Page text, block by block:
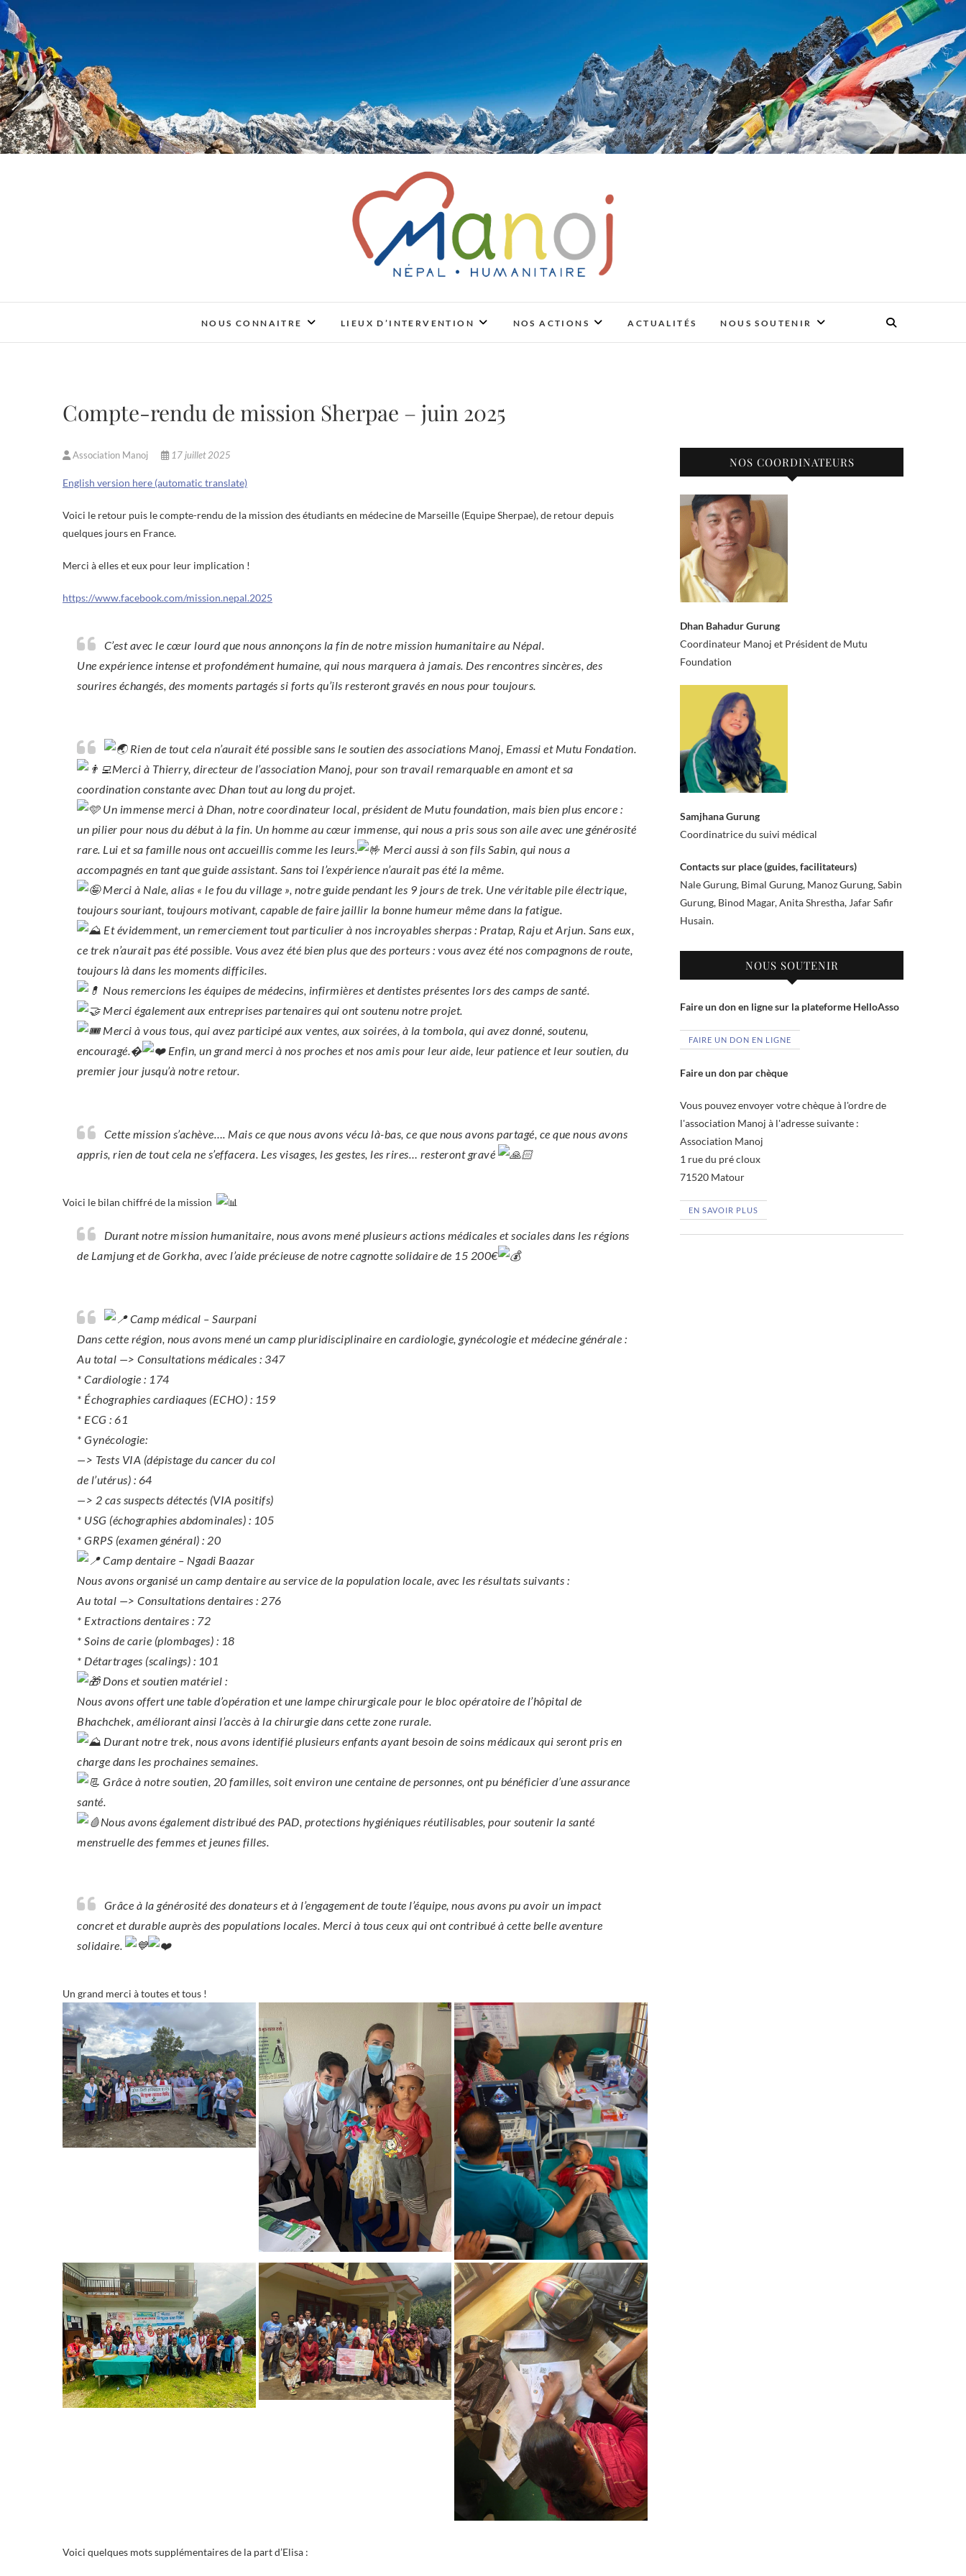
Association Manoj
NOUS CONNAITRE LIEUX D’INTERVENTION NOS ACTIONS ACTUALITÉS NOUS SOUTENIR
Compte-rendu de mission Sherpae – juin 2025
Association Manoj 17 juillet 2025
English version here (automatic translate)
Voici le retour puis le compte-rendu de la mission des étudiants en médecine de Marseille (Equipe Sherpae), de retour depuis
quelques jours en France.
Merci à elles et eux pour leur implication !
https://www.facebook.com/mission.nepal.2025
C’est avec le cœur lourd que nous annonçons la fin de notre mission humanitaire au Népal.
Une expérience intense et profondément humaine, qui nous marquera à jamais. Des rencontres sincères, des
sourires échangés, des moments partagés si forts qu’ils resteront gravés en nous pour toujours.
Rien de tout cela n’aurait été possible sans le soutien des associations Manoj, Emassi et Mutu Fondation.
Merci à Thierry, directeur de l’association Manoj, pour son travail remarquable en amont et sa
coordination constante avec Dhan tout au long du projet.
Un immense merci à Dhan, notre coordinateur local, président de Mutu foundation, mais bien plus encore :
un pilier pour nous du début à la fin. Un homme au cœur immense, qui nous a pris sous son aile avec une générosité
rare. Lui et sa famille nous ont accueillis comme les leurs.
Merci aussi à son fils Sabin, qui nous a
accompagnés en tant que guide assistant. Sans toi l’expérience n’aurait pas été la même.
Merci à Nale, alias « le fou du village », notre guide pendant les 9 jours de trek. Une véritable pile électrique,
toujours souriant, toujours motivant, capable de faire jaillir la bonne humeur même dans la fatigue.
Et évidemment, un remerciement tout particulier à nos incroyables sherpas : Pratap, Raju et Arjun. Sans eux,
ce trek n’aurait pas été possible. Vous avez été bien plus que des porteurs : vous avez été nos compagnons de route,
toujours là dans les moments difficiles.
Nous remercions les équipes de médecins, infirmières et dentistes présentes lors des camps de santé.
Merci également aux entreprises partenaires qui ont soutenu notre projet.
Merci à vous tous, qui avez participé aux ventes, aux soirées, à la tombola, qui avez donné, soutenu,
encouragé.�
Enfin, un grand merci à nos proches et nos amis pour leur aide, leur patience et leur soutien, du
premier jour jusqu’à notre retour.
Cette mission s’achève…. Mais ce que nous avons vécu là-bas, ce que nous avons partagé, ce que nous avons
appris, rien de tout cela ne s’effacera. Les visages, les gestes, les rires… resteront gravé
Voici le bilan chiffré de la mission
Durant notre mission humanitaire, nous avons mené plusieurs actions médicales et sociales dans les régions
de Lamjung et de Gorkha, avec l’aide précieuse de notre cagnotte solidaire de 15 200€
Camp médical – Saurpani
Dans cette région, nous avons mené un camp pluridisciplinaire en cardiologie, gynécologie et médecine générale :
Au total —> Consultations médicales : 347
* Cardiologie : 174
* Échographies cardiaques (ECHO) : 159
* ECG : 61
* Gynécologie:
—> Tests VIA (dépistage du cancer du col
de l’utérus) : 64
—> 2 cas suspects détectés (VIA positifs)
* USG (échographies abdominales) : 105
* GRPS (examen général) : 20
Camp dentaire – Ngadi Baazar
Nous avons organisé un camp dentaire au service de la population locale, avec les résultats suivants :
Au total —> Consultations dentaires : 276
* Extractions dentaires : 72
* Soins de carie (plombages) : 18
* Détartrages (scalings) : 101
Dons et soutien matériel :
Nous avons offert une table d’opération et une lampe chirurgicale pour le bloc opératoire de l’hôpital de
Bhachchek, améliorant ainsi l’accès à la chirurgie dans cette zone rurale.
Durant notre trek, nous avons identifié plusieurs enfants ayant besoin de soins médicaux qui seront pris en
charge dans les prochaines semaines.
Grâce à notre soutien, 20 familles, soit environ une centaine de personnes, ont pu bénéficier d’une assurance
santé.
Nous avons également distribué des PAD, protections hygiéniques réutilisables, pour soutenir la santé
menstruelle des femmes et jeunes filles.
Grâce à la générosité des donateurs et à l’engagement de toute l’équipe, nous avons pu avoir un impact
concret et durable auprès des populations locales. Merci à tous ceux qui ont contribué à cette belle aventure
solidaire.
Un grand merci à toutes et tous !
Voici quelques mots supplémentaires de la part d’Elisa :
NOS COORDINATEURS
Dhan Bahadur Gurung
Coordinateur Manoj et Président de Mutu
Foundation
Samjhana Gurung
Coordinatrice du suivi médical
Contacts sur place (guides, facilitateurs)
Nale Gurung, Bimal Gurung, Manoz Gurung, Sabin
Gurung, Binod Magar, Anita Shrestha, Jafar Safir
Husain.
NOUS SOUTENIR
Faire un don en ligne sur la plateforme HelloAsso
FAIRE UN DON EN LIGNE
Faire un don par chèque
Vous pouvez envoyer votre chèque à l'ordre de
l'association Manoj à l'adresse suivante :
Association Manoj
1 rue du pré cloux
71520 Matour
EN SAVOIR PLUS